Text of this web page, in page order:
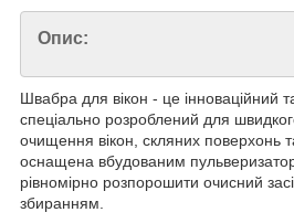
Опис:
Швабра для вікон - це інноваційний
спеціально розроблений для
очищення вікон, скляних поверхонь
оснащена вбудованим
рівномірно розпорошити очисний
збиранням.